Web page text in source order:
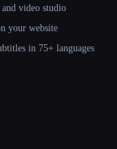
video studio
your website
in 75+ languages